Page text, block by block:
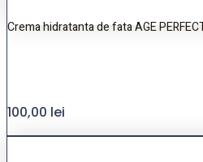
Crema hidratanta de fata AGE
100,00 lei